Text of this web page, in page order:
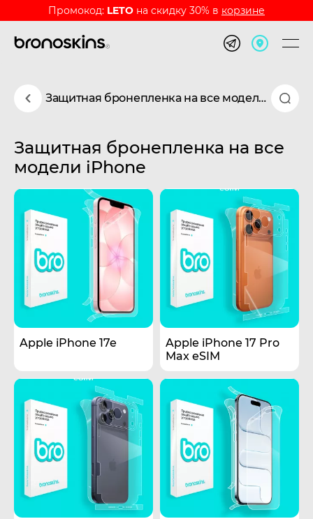
Промокод: LETO на скидку 30% в корзине
Защитная бронепленка на все модели iPhone
Защитная бронепленка на все
модели iPhone
Apple iPhone 17e
Apple iPhone 17 Pro
Max eSIM